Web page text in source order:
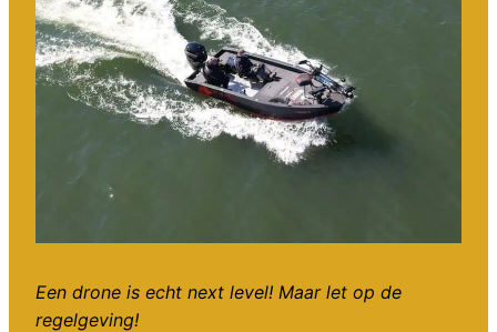
Een drone is echt next level! Maar let op de
regelgeving!